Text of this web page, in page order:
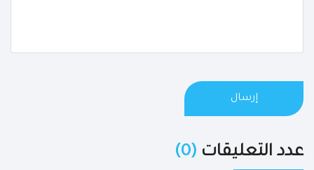
إرسال
عدد التعليقات (0)